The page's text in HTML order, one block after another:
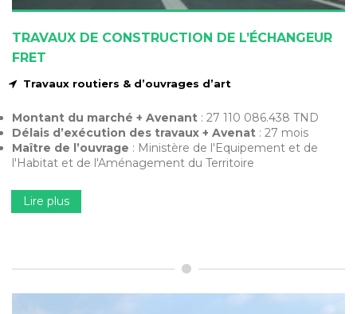
TRAVAUX DE CONSTRUCTION DE L’ÉCHANGEUR
FRET
Travaux routiers & d’ouvrages d’art
Montant du marché + Avenant : 27 110 086.438 TND
Délais d’exécution des travaux + Avenat : 27 mois
Maître de l’ouvrage : Ministère de l'Equipement et de
l'Habitat et de l'Aménagement du Territoire
Lire plus